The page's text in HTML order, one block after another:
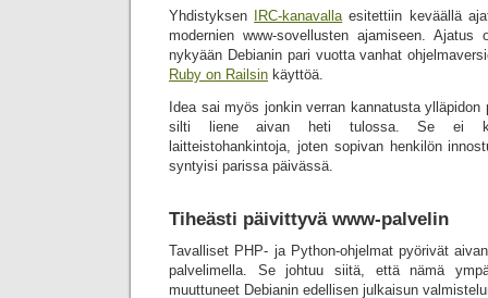
Yhdistyksen IRC-kanavallaesitettiin keväällä
modernien www-sovellusten ajamiseen.
nykyään Debianin pari vuotta vanhat
Ruby on Railsin käyttöä.
Idea sai myös jonkin verran kannatusta
silti liene aivan heti tulossa. Se ei
laitteistohankintoja, joten sopivan henkilön
syntyisi parissa päivässä.
Tiheästi päivittyvä www-palvelin
Tavalliset PHP- ja Python-ohjelmat pyörivät
palvelimella. Se johtuu siitä, että nämä
muuttuneet Debianin edellisen julkaisun